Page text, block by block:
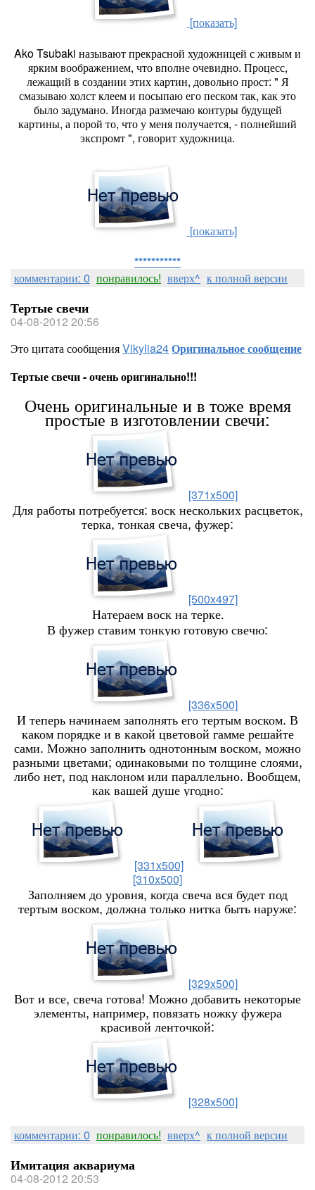
[показать]
Ako Tsubaki называют прекрасной художницей с живым и
ярким воображением, что вполне очевидно. Процесс,
лежащий в создании этих картин, довольно прост: " Я
смазываю холст клеем и посыпаю его песком так, как это
было задумано. Иногда размечаю контуры будущей
картины, а порой то, что у меня получается, - полнейший
экспромт ", говорит художница.
[показать]
***********
комментарии: 0 понравилось! вверх^ к полной версии
Тертые свечи
04-08-2012 20:56
Это цитата сообщенияVikylia24Оригинальное сообщение
Тертые свечи - очень оригинально!!!
Очень оригинальные и в тоже время
простые в изготовлении свечи:
[371x500]
Для работы потребуется: воск нескольких расцветок,
терка, тонкая свеча, фужер:
[500x497]
Натераем воск на терке.
В фужер ставим тонкую готовую свечю:
[336x500]
И теперь начинаем заполнять его тертым воском. В
каком порядке и в какой цветовой гамме решайте
сами. Можно заполнить однотонным воском, можно
разными цветами; одинаковыми по толщине слоями,
либо нет, под наклоном или параллельно. Вообщем,
как вашей душе угодно:
[331x500]
[310x500]
Заполняем до уровня, когда свеча вся будет под
тертым воском, должна только нитка быть наруже:
[329x500]
Вот и все, свеча готова! Можно добавить некоторые
элементы, например, повязать ножку фужера
красивой ленточкой:
[328x500]
комментарии: 0 понравилось! вверх^ к полной версии
Имитация аквариума
04-08-2012 20:53